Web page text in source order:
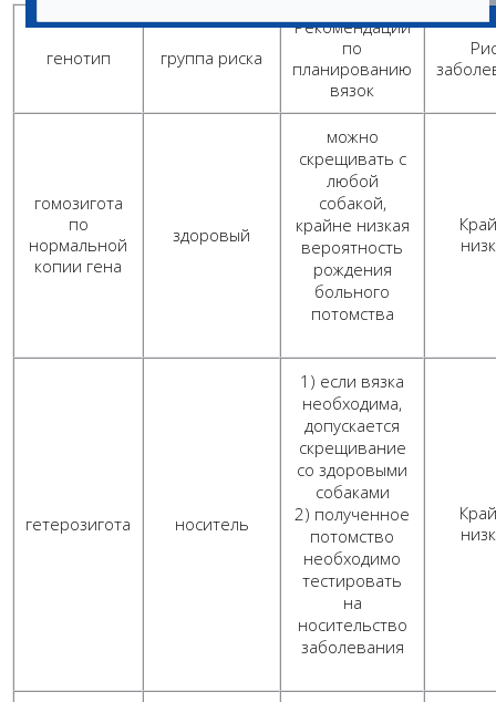
генотип группа риска
Рекомендации
по
планированию
вязок
гомозигота
по
нормальной
копии гена
здоровый
можно
скрещивать с
любой
собакой,
крайне низкая
вероятность
рождения
больного
потомства
гетерозигота носитель
1) если вязка
необходима,
допускается
скрещивание
со здоровыми
собаками
2) полученное
потомство
необходимо
тестировать
на
носительство
заболевания